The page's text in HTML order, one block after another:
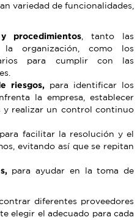
variedad de funcionalidades,
procedimientos , tanto las
organización, como los
para cumplir con las
riesgos, para identificar los
la empresa, establecer
y realizar un control continuo
para facilitar la resolución y el
evitando así que se repitan
para ayudar en la toma de
diferentes proveedores
elegir el adecuado para cada